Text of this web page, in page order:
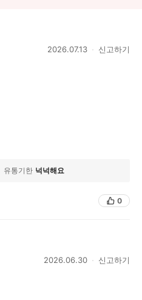
2026.07.13 신고하기
유통기한 넉넉해요
0
2026.06.30 신고하기